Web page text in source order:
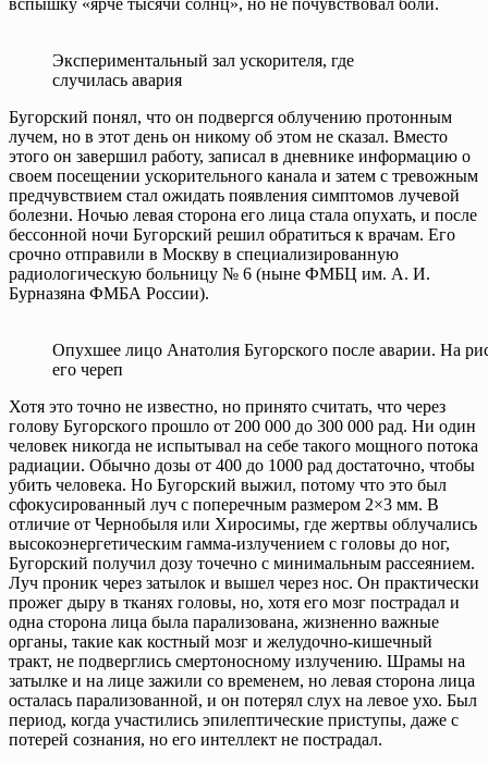
Экспериментальный зал ускорителя, где
случилась авария
Бугорский понял, что он подвергся облучению протонным
лучем, но в этот день он никому об этом не сказал. Вместо
этого он завершил работу, записал в дневнике информацию о
своем посещении ускорительного канала и затем с тревожным
предчувствием стал ожидать появления симптомов лучевой
болезни. Ночью левая сторона его лица стала опухать, и после
бессонной ночи Бугорский решил обратиться к врачам. Его
срочно отправили в Москву в специализированную
радиологическую больницу № 6 (ныне ФМБЦ им. А. И.
Бурназяна ФМБА России).
Опухшее лицо Анатолия Бугорского после аварии. На
его череп
Хотя это точно не известно, но принято считать, что через
голову Бугорского прошло от 200 000 до 300 000 рад. Ни один
человек никогда не испытывал на себе такого мощного потока
радиации. Обычно дозы от 400 до 1000 рад достаточно, чтобы
убить человека. Но Бугорский выжил, потому что это был
сфокусированный луч с поперечным размером 2×3 мм. В
отличие от Чернобыля или Хиросимы, где жертвы облучались
высокоэнергетическим гамма-излучением с головы до ног,
Бугорский получил дозу точечно с минимальным рассеянием.
Луч проник через затылок и вышел через нос. Он практически
прожег дыру в тканях головы, но, хотя его мозг пострадал и
одна сторона лица была парализована, жизненно важные
органы, такие как костный мозг и желудочно-кишечный
тракт, не подверглись смертоносному излучению. Шрамы на
затылке и на лице зажили со временем, но левая сторона лица
осталась парализованной, и он потерял слух на левое ухо. Был
период, когда участились эпилептические приступы, даже с
потерей сознания, но его интеллект не пострадал.